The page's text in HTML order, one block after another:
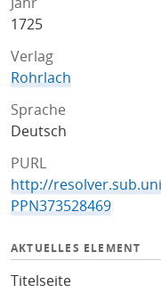
1725
Verlag
Rohrlach
Sprache
Deutsch
PURL
http://
PPN373528469
AKTUELLES ELEMENT
Titelseite